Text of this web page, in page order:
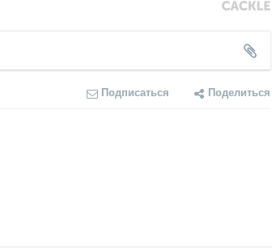
Подписаться Поделиться